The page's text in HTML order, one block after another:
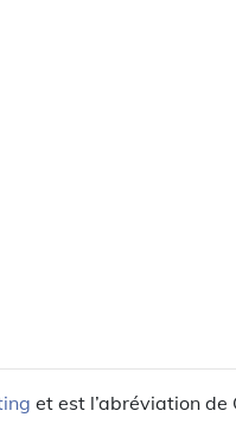
et est l’abréviation de